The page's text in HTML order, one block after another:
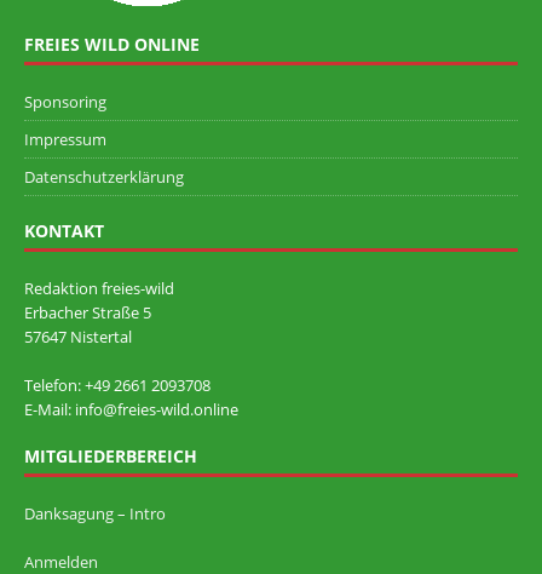
FREIES WILD ONLINE
Sponsoring
Impressum
Datenschutzerklärung
KONTAKT
Redaktion freies-wild
Erbacher Straße 5
57647 Nistertal
Telefon: +49 ‭2661 2093708
E-Mail: info@freies-wild.online
MITGLIEDERBEREICH
Danksagung – Intro
Anmelden